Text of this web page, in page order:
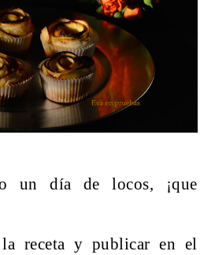
un día de locos, ¡que
receta y publicar en el